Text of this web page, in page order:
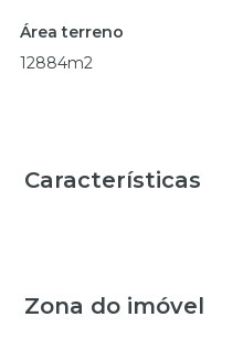
Área terreno
12884m2
Características
Zona do imóvel